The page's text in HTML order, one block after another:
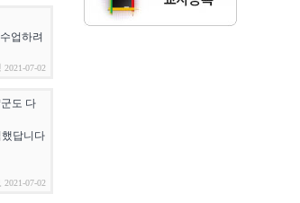
업하려
2021-07-02
도 다
답니다
2021-07-02